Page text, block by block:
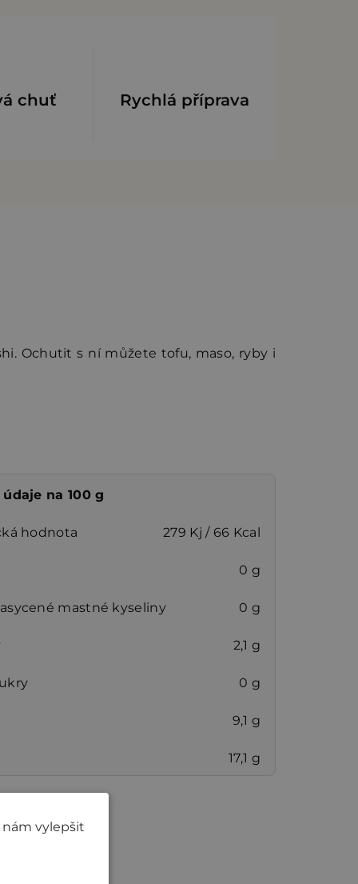
chuť Rychlá příprava
Ochutit s ní můžete tofu, maso, ryby i
na 100 g
hodnota 279 Kj / 66 Kcal
0 g
mastné kyseliny 0 g
2,1 g
0 g
9,1 g
17,1 g
nám vylepšit